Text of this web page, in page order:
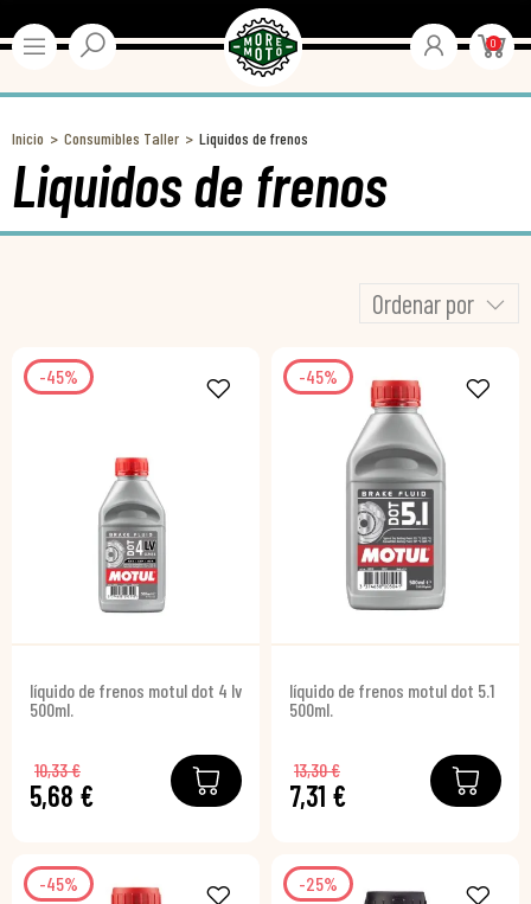
0
Inicio Consumibles Taller Liquidos de frenos
Liquidos de frenos
Ordenar por
-45%
líquido de frenos motul dot 4 lv
500ml.
5,68 €
10,33 €
-45%
líquido de frenos motul dot 5.1
500ml.
7,31 €
13,30 €
-45% -25%